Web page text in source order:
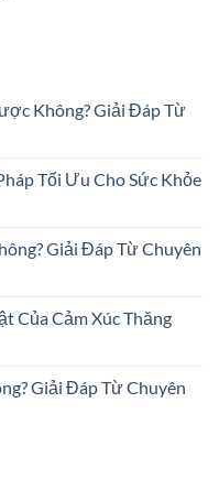
Không? Giải Đáp Từ
Tối Ưu Cho Sức Khỏe
Giải Đáp Từ Chuyên
Của Cảm Xúc Thăng
Giải Đáp Từ Chuyên